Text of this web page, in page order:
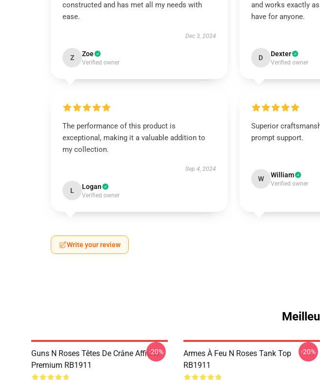
constructed and has met all my needs with
ease.
Dec 3, 2024
Z Zoe
Verified owner
and works exactly
have for anyone.
D Dexter
Verified owner
The performance of this product is
exceptional, making it a valuable addition to
my collection.
Sep 4, 2024
L Logan
Verified owner
Superior
prompt support.
W William
Verified owner
Write your review
Guns N Roses Têtes De Crâne Affiche
Premium RB1911
-20%
Armes À Feu N Roses Tank Top
RB1911
-20%